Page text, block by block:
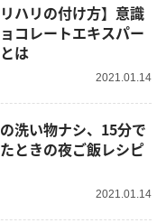
ハリの付け方】意識
コレートエキスパー
は
2021.01.14
洗い物ナシ、15分で
ときの夜ご飯レシピ
2021.01.14